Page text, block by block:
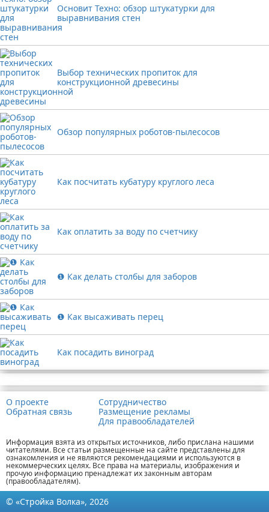
Основит Техно: обзор штукатурки для
выравнивания стен
Выбор технических пропиток для
конструкционной древесины
Обзор популярных роботов-пылесосов
Как посчитать кубатуру круглого леса
Как оплатить за воду по счетчику
❶ Как делать столбы для заборов
❶ Как высаживать перец
Как посадить виноград
О проекте
Обратная связь
Сотрудничество
Размещение рекламы
Для правообладателей
Информация взята из открытых источников, либо прислана нашими
читателями. Все статьи размещенные на сайте представлены для
ознакомления и не являются рекомендациями и используются в
некоммерческих целях. Все права на материалы, изображения и
прочую информацию пренадлежат их законным авторам
(правообладателям).
© «Стройка Волка», 2026